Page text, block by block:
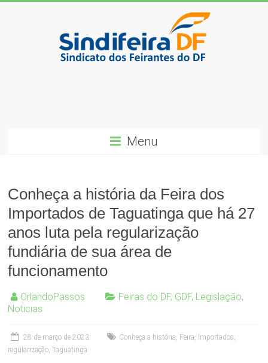
Menu
Conheça a história da Feira dos
Importados de Taguatinga que há 27
anos luta pela regularização
fundiária de sua área de
funcionamento
OrlandoPassos Feiras do DF, GDF, Legislação,
Noticias
28 de março de 2023 Conheça a história, Feira, Importados,
regularização,Taguatinga